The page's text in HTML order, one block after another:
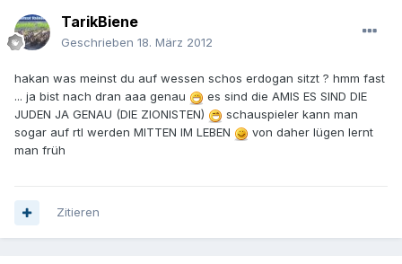
TarikBiene
Geschrieben 18. März 2012
hakan was meinst du auf wessen schos erdogan sitzt ? hmm fast
... ja bist nach dran aaa genau
es sind die AMIS ES SIND DIE
JUDEN JA GENAU (DIE ZIONISTEN)
schauspieler kann man
sogar auf rtl werden MITTEN IM LEBEN
von daher lügen lernt
man früh
Zitieren